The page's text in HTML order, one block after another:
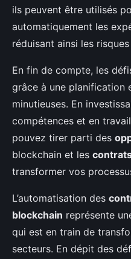
ils peuvent être utilisés
automatiquement les
réduisant ainsi les
En fin de compte, les
grâce à une planification
minutieuses. En
compétences et en
pouvez tirer parti des
blockchain et les
transformer vos
L’automatisation des
blockchain représente
qui est en train de
secteurs. En dépit des